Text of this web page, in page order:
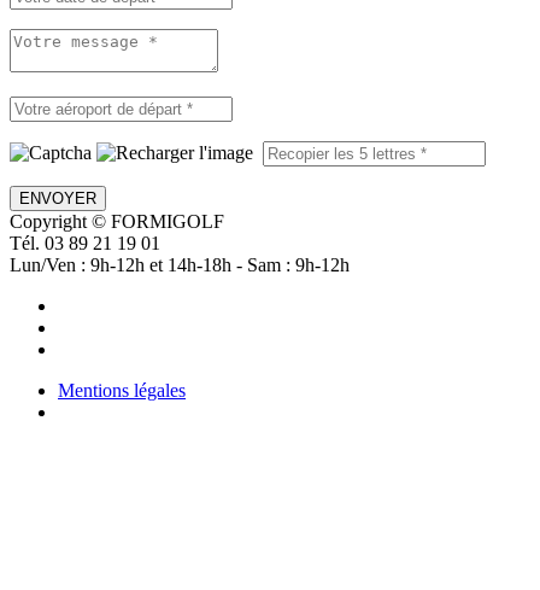
ENVOYER
Copyright © FORMIGOLF
Tél. 03 89 21 19 01
Lun/Ven : 9h-12h et 14h-18h - Sam : 9h-12h
Mentions légales